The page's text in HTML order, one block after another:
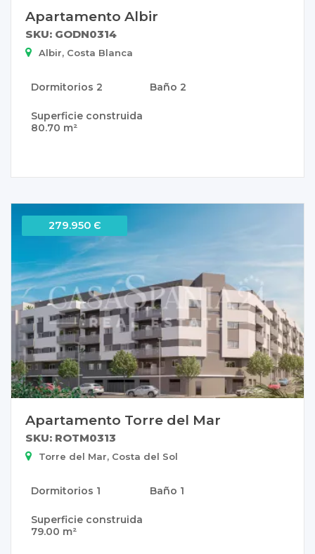
Apartamento Albir
SKU: GODN0314
Albir, Costa Blanca
Dormitorios 2 Baño 2
Superficie construida
80.70 m²
279.950 Є
Apartamento Torre del Mar
SKU: ROTM0313
Torre del Mar, Costa del Sol
Dormitorios 1 Baño 1
Superficie construida
79.00 m²